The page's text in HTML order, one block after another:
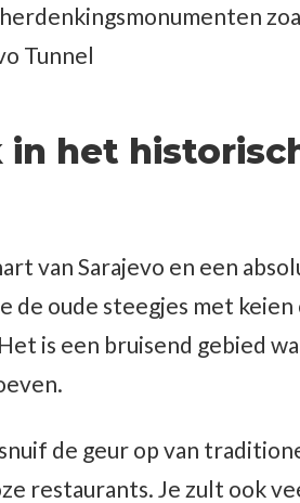
Tunnel
in het
van Sarajevo en een
de oude steegjes met
is een bruisend gebied
de geur op van
restaurants. Je zult ook